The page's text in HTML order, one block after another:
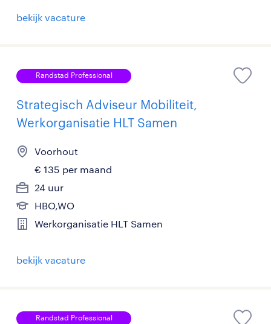
bekijk vacature
Randstad Professional
Strategisch Adviseur Mobiliteit,
Werkorganisatie HLT Samen
Voorhout
€ 135 per maand
24 uur
HBO,WO
Werkorganisatie HLT Samen
bekijk vacature
Randstad Professional